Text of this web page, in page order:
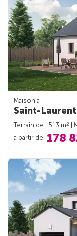
Maison à
Saint-
Terrain de : 513 m2 |
à partir de 178